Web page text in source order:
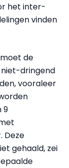
het inter-
vinden
de
dringend
vooraleer
9
Deze
gehaald, zei